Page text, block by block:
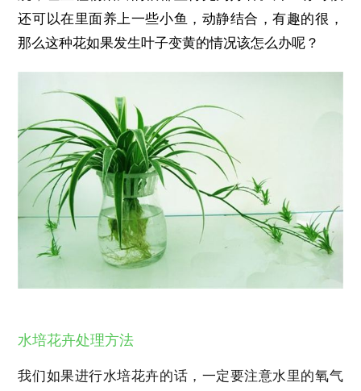
还可以在里面养上一些小鱼，动静结合，有趣的很，
那么这种花如果发生叶子变黄的情况该怎么办呢？
水培花卉处理方法
我们如果进行水培花卉的话，一定要注意水里的氧气